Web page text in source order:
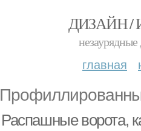
ДИЗАЙН /
главная
Распашные ворота,